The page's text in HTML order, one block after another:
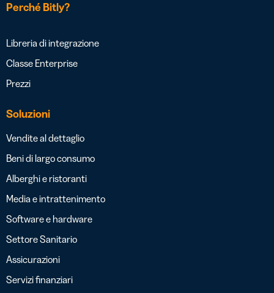
Perché Bitly?
Libreria di integrazione
Classe Enterprise
Prezzi
Soluzioni
Vendite al dettaglio
Beni di largo consumo
Alberghi e ristoranti
Media e intrattenimento
Software e hardware
Settore Sanitario
Assicurazioni
Servizi finanziari